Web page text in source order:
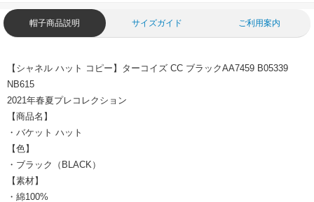
帽子商品説明 サイズガイド ご利用案内
【シャネル ハット コピー】ターコイズ CC ブラックAA7459 B05339
NB615
2021年春夏プレコレクション
【商品名】
・バケット ハット
【色】
・ブラック（BLACK）
【素材】
・綿100%